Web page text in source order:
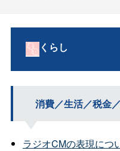
くらし
消費／生活／税金
ラジオCMの表現につ